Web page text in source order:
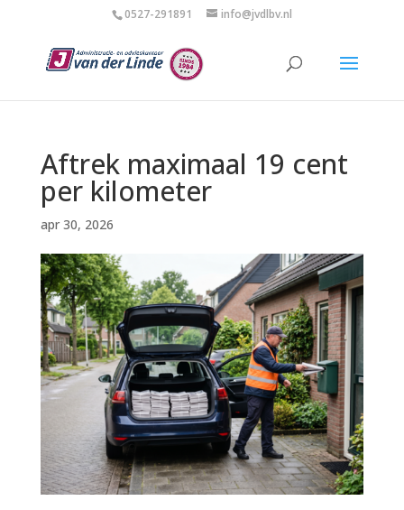
0527-291891 info@jvdlbv.nl
Aftrek maximaal 19 cent
per kilometer
apr 30, 2026